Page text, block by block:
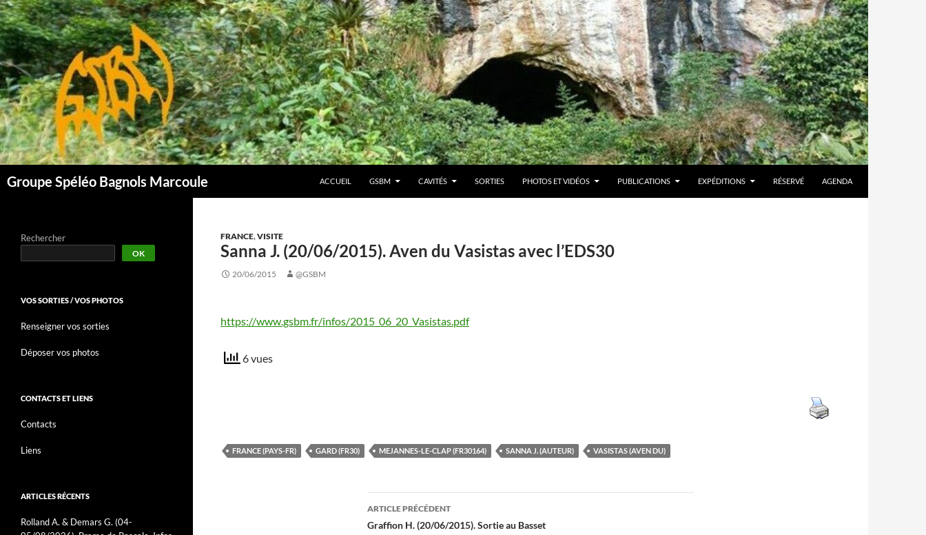
Aller
au
contenu
Groupe Spéléo Bagnols Marcoule ACCUEIL GSBM CAVITÉS SORTIES PHOTOS ET VIDÉOS PUBLICATIONS EXPÉDITIONS RÉSERVÉ AGENDA
FRANCE,VISITE
Sanna J. (20/06/2015). Aven du Vasistas avec l’EDS30
20/06/2015 @GSBM
https://www.gsbm.fr/infos/2015_06_20_Vasistas.pdf
6 vues
FRANCE (PAYS-FR) GARD (FR30) MEJANNES-LE-CLAP (FR30164) SANNA J. (AUTEUR) VASISTAS (AVEN DU)
Navigation
des
ARTICLE PRÉCÉDENT
Graffion H. (20/06/2015). Sortie au Basset
Rechercher
OK
VOS SORTIES / VOS PHOTOS
Renseigner vos sorties
Déposer vos photos
CONTACTS ET LIENS
Contacts
Liens
ARTICLES RÉCENTS
Rolland A. & Demars G. (04-